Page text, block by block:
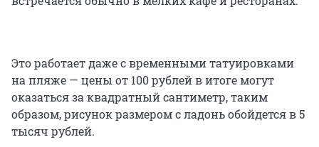
Это работает даже с временными татуировками
на пляже — цены от 100 рублей в итоге могут
оказаться за квадратный сантиметр, таким
образом, рисунок размером с ладонь обойдется в 5
тысяч рублей.